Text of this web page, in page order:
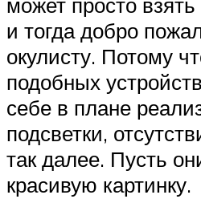
и тогда добро
окулисту. Потому
подобных
себе в плане
подсветки,
так далее. Пусть
красивую картинку.